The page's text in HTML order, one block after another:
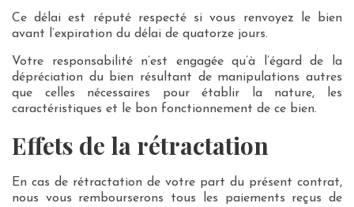
Ce délai est réputé respecté si vous renvoyez le bien
avant l’expiration du délai de quatorze jours.
Votre responsabilité n’est engagée qu’à l’égard de la
dépréciation du bien résultant de manipulations autres
que celles nécessaires pour établir la nature, les
caractéristiques et le bon fonctionnement de ce bien.
Effets de la rétractation
En cas de rétractation de votre part du présent contrat,
nous vous rembourserons tous les paiements reçus de